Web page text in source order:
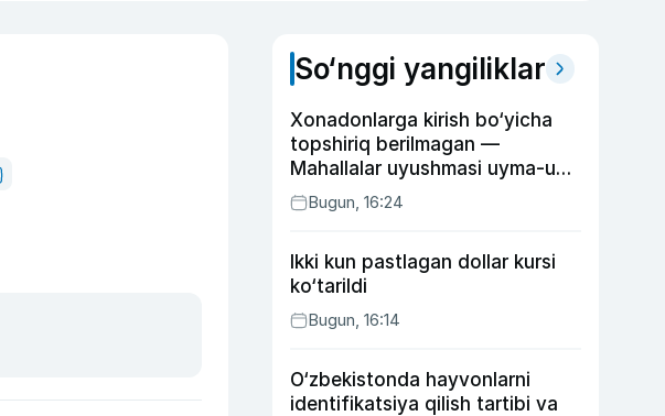
So‘nggi yangiliklar
Xonadonlarga kirish bo‘yicha
topshiriq berilmagan —
Mahallalar uyushmasi uyma-uy
yurgan mas’ullar haqida
Bugun, 16:24
Ikki kun pastlagan dollar kursi
ko‘tarildi
Bugun, 16:14
O‘zbekistonda hayvonlarni
identifikatsiya qilish tartibi va